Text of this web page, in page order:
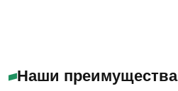
Наши преимущества